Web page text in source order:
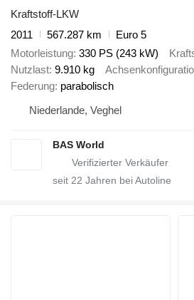
Kraftstoff-LKW
2011
567.287 km
Euro 5
Motorleistung 330 PS (243 kW)
Nutzlast 9.910 kg
Federung parabolisch
Niederlande, Veghel
BAS World
seit 22 Jahren bei Autoline